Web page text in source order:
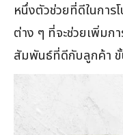
หนึ่งตัวช่วยที่ดีในการ
ต่าง ๆ ที่จะช่วยเพิ่มก
สัมพันธ์ที่ดีกับลูกค้า